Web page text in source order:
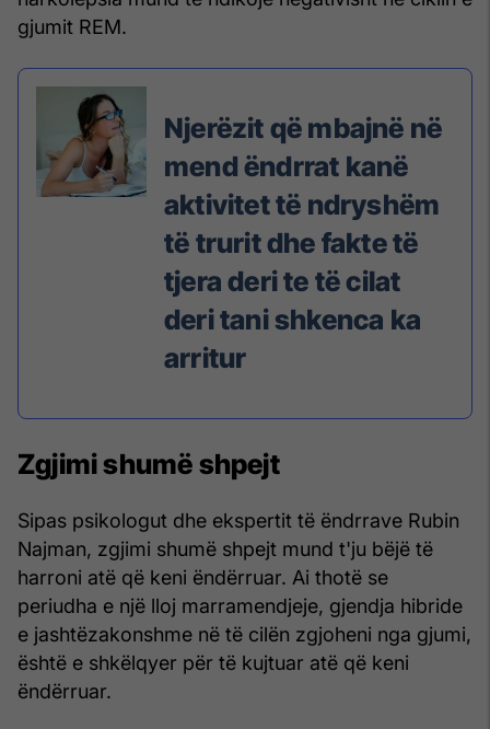
gjumit REM.
Njerëzit që mbajnë në
mend ëndrrat kanë
aktivitet të ndryshëm
të trurit dhe fakte të
tjera deri te të cilat
deri tani shkenca ka
arritur
Zgjimi shumë shpejt
Sipas psikologut dhe ekspertit të ëndrrave Rubin
Najman, zgjimi shumë shpejt mund t'ju bëjë të
harroni atë që keni ëndërruar. Ai thotë se
periudha e një lloj marramendjeje, gjendja hibride
e jashtëzakonshme në të cilën zgjoheni nga gjumi,
është e shkëlqyer për të kujtuar atë që keni
ëndërruar.